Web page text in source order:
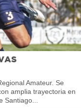
Amateur. Se
amplia trayectoria en
Santiago...